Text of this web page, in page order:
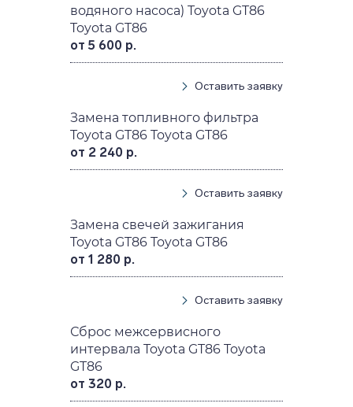
водяного насоса) Toyota GT86
Toyota GT86
от 5 600 р.
Оставить заявку
Замена топливного фильтра
Toyota GT86 Toyota GT86
от 2 240 р.
Оставить заявку
Замена свечей зажигания
Toyota GT86 Toyota GT86
от 1 280 р.
Оставить заявку
Сброс межсервисного
интервала Toyota GT86 Toyota
GT86
от 320 р.